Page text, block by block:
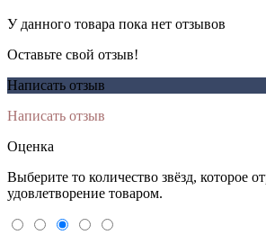
У данного товара пока нет отзывов
Оставьте свой отзыв!
Написать отзыв
Написать отзыв
Оценка
Выберите то количество звёзд, которое
удовлетворение товаром.